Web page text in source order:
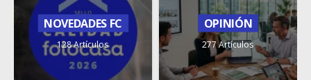
NOVEDADES FC
128 Artículos
OPINIÓN
277 Artículos